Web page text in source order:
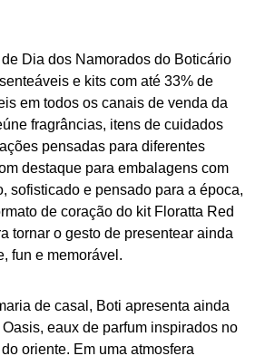
Dia dos Namorados do Boticário
e kits com até 33% de
em todos os canais de venda da
fragrâncias, itens de cuidados
pensadas para diferentes
destaque para embalagens com
sofisticado e pensado para a época,
de coração do kit Floratta Red
tornar o gesto de presentear ainda
fun e memorável.
de casal, Boti apresenta ainda
eaux de parfum inspirados no
oriente. Em uma atmosfera